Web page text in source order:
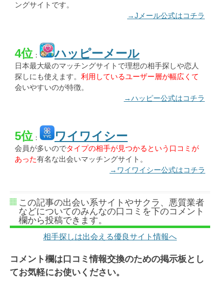
ングサイトです。
→Jメール公式はコチラ
4位 ： ハッピーメール
日本最大級のマッチングサイトで理想の相手探しや恋人
探しにも使えます。 利用しているユーザー層が幅広くて
会いやすいのが特徴。
→ハッピー公式はコチラ
5位 ： ワイワイシー
会員が多いのでタイプの相手が見つかるという口コミが
あった有名な出会いマッチングサイト。
→ワイワイシー公式はコチラ
この記事の出会い系サイトやサクラ、悪質業者
などについてのみんなの口コミを下のコメント
欄から投稿できます。
相手探しは出会える優良サイト情報へ
コメント欄は口コミ情報交換のための掲示板とし
てお気軽にお使いください。